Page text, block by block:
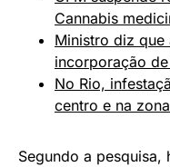
Cannabis
Ministro diz
incorporação
No Rio,
centro e na
Segundo a pesquisa,